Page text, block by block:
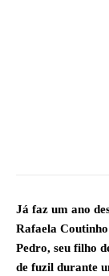
Já faz um ano
Rafaela
Pedro, seu filho
de fuzil durante